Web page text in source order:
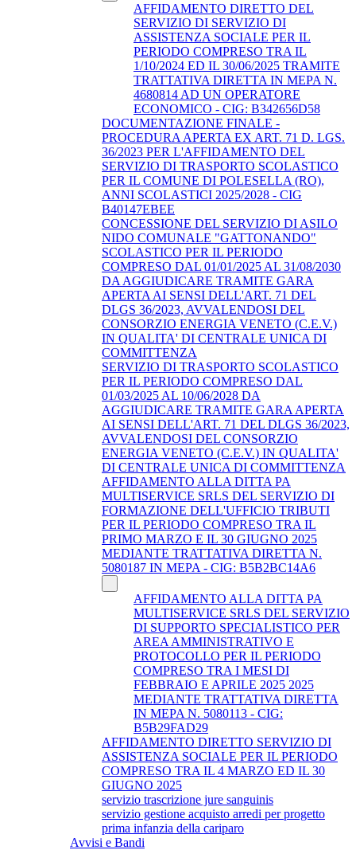
AFFIDAMENTO DIRETTO DEL
SERVIZIO DI SERVIZIO DI
ASSISTENZA SOCIALE PER IL
PERIODO COMPRESO TRA IL
1/10/2024 ED IL 30/06/2025 TRAMITE
TRATTATIVA DIRETTA IN MEPA N.
4680814 AD UN OPERATORE
ECONOMICO - CIG: B342656D58
DOCUMENTAZIONE FINALE -
PROCEDURA APERTA EX ART. 71 D. LGS.
36/2023 PER L'AFFIDAMENTO DEL
SERVIZIO DI TRASPORTO SCOLASTICO
PER IL COMUNE DI POLESELLA (RO),
ANNI SCOLASTICI 2025/2028 - CIG
B40147EBEE
CONCESSIONE DEL SERVIZIO DI ASILO
NIDO COMUNALE "GATTONANDO"
SCOLASTICO PER IL PERIODO
COMPRESO DAL 01/01/2025 AL 31/08/2030
DA AGGIUDICARE TRAMITE GARA
APERTA AI SENSI DELL'ART. 71 DEL
DLGS 36/2023, AVVALENDOSI DEL
CONSORZIO ENERGIA VENETO (C.E.V.)
IN QUALITA' DI CENTRALE UNICA DI
COMMITTENZA
SERVIZIO DI TRASPORTO SCOLASTICO
PER IL PERIODO COMPRESO DAL
01/03/2025 AL 10/06/2028 DA
AGGIUDICARE TRAMITE GARA APERTA
AI SENSI DELL'ART. 71 DEL DLGS 36/2023,
AVVALENDOSI DEL CONSORZIO
ENERGIA VENETO (C.E.V.) IN QUALITA'
DI CENTRALE UNICA DI COMMITTENZA
AFFIDAMENTO ALLA DITTA PA
MULTISERVICE SRLS DEL SERVIZIO DI
FORMAZIONE DELL'UFFICIO TRIBUTI
PER IL PERIODO COMPRESO TRA IL
PRIMO MARZO E IL 30 GIUGNO 2025
MEDIANTE TRATTATIVA DIRETTA N.
5080187 IN MEPA - CIG: B5B2BC14A6
AFFIDAMENTO ALLA DITTA PA
MULTISERVICE SRLS DEL SERVIZIO
DI SUPPORTO SPECIALISTICO PER
AREA AMMINISTRATIVO E
PROTOCOLLO PER IL PERIODO
COMPRESO TRA I MESI DI
FEBBRAIO E APRILE 2025 2025
MEDIANTE TRATTATIVA DIRETTA
IN MEPA N. 5080113 - CIG:
B5B29FAD29
AFFIDAMENTO DIRETTO SERVIZIO DI
ASSISTENZA SOCIALE PER IL PERIODO
COMPRESO TRA IL 4 MARZO ED IL 30
GIUGNO 2025
servizio trascrizione jure sanguinis
servizio gestione acquisto arredi per progetto
prima infanzia della cariparo
Avvisi e Bandi